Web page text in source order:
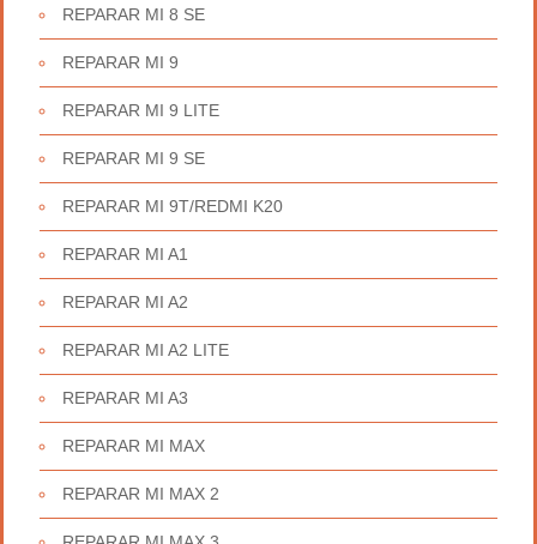
REPARAR MI 8 SE
REPARAR MI 9
REPARAR MI 9 LITE
REPARAR MI 9 SE
REPARAR MI 9T/REDMI K20
REPARAR MI A1
REPARAR MI A2
REPARAR MI A2 LITE
REPARAR MI A3
REPARAR MI MAX
REPARAR MI MAX 2